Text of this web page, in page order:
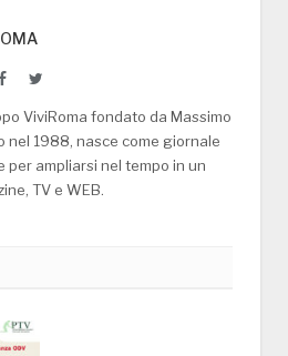
FacebookTwitter
ViviRoma fondato da Massimo
nel 1988, nasce come giornale
per ampliarsi nel tempo in un
TV e WEB.